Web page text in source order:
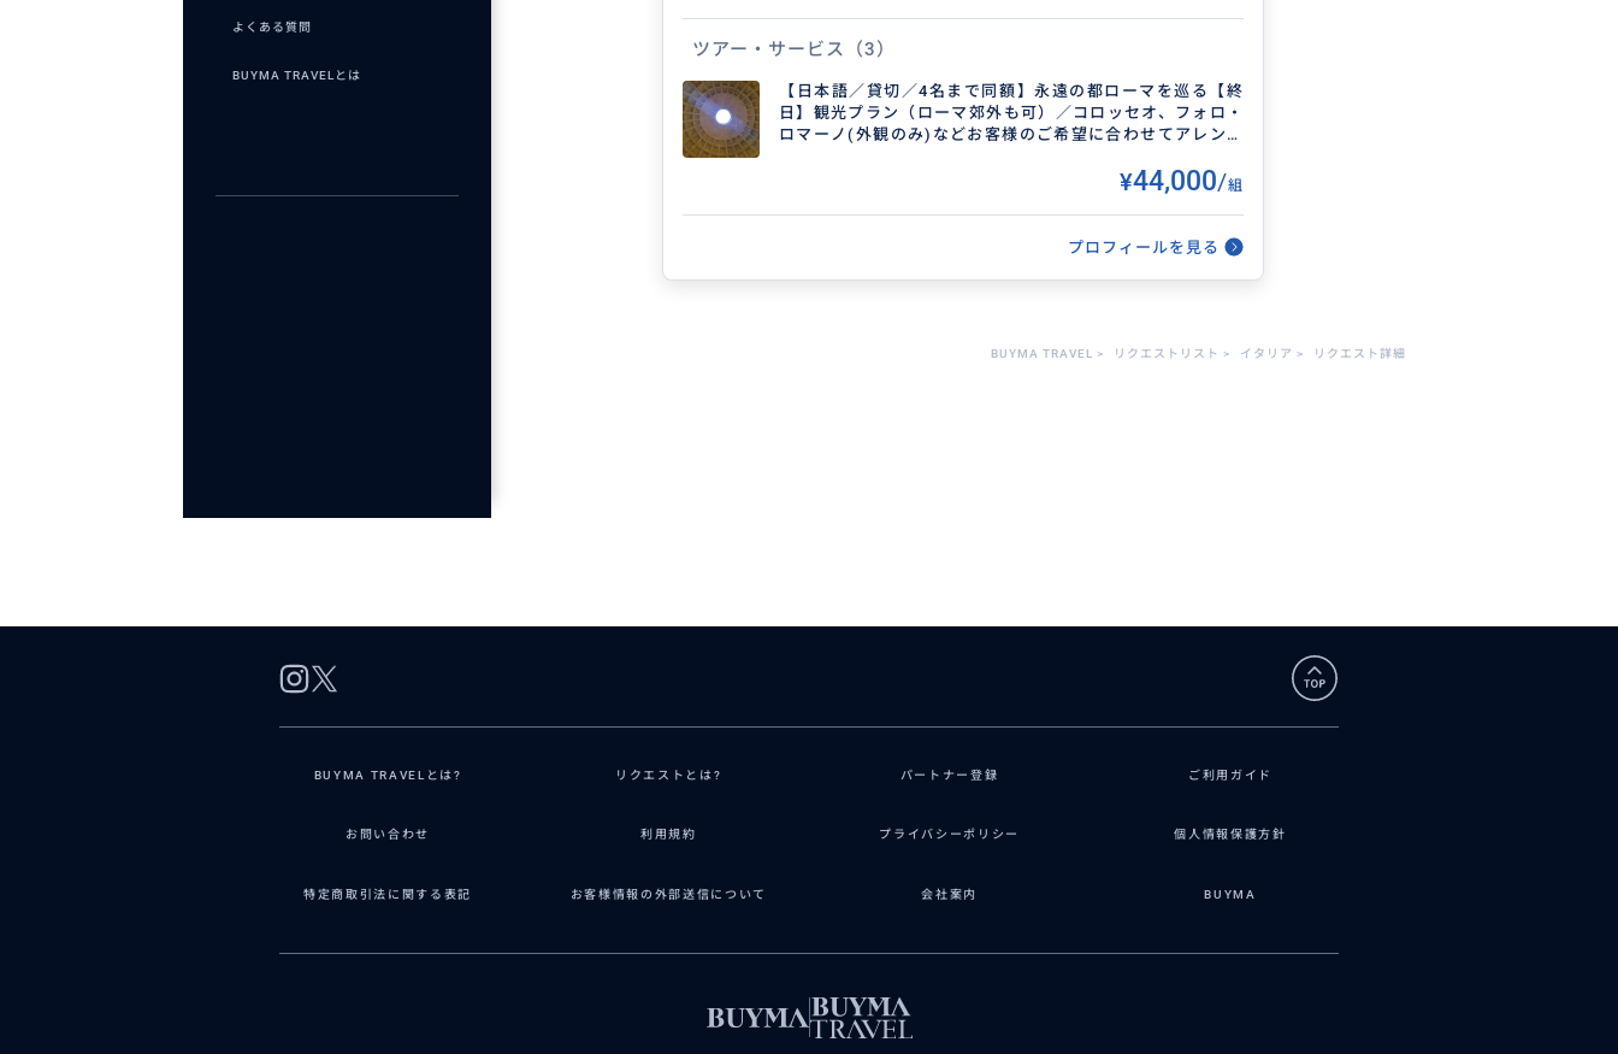
そして、聴者の方だけではなく、聴覚にハンディを持つ方には日本の手話
でのローマ及びイタリアのご案内も可能ですので、聴覚にハンディを持つ
方も気軽にご相談ください。
ツアー・サービス （3）
【日本語／貸切／4名まで同額】永遠の都ローマを巡る【終
日】観光プラン（ローマ郊外も可）／コロッセオ、フォロ・
ロマーノ(外観のみ)などお客様のご希望に合わせてアレンジ
¥44,000/組
プロフィールを見る
BUYMA TRAVEL > リクエストリスト > イタリア > リクエスト詳細
BUYMA TRAVELとは? リクエストとは? パートナー登録 ご利用ガイド
お問い合わせ 利用規約 プライバシーポリシー 個人情報保護方針
特定商取引法に関する表記 お客様情報の外部送信について 会社案内 BUYMA
よくある質問
BUYMA TRAVELとは